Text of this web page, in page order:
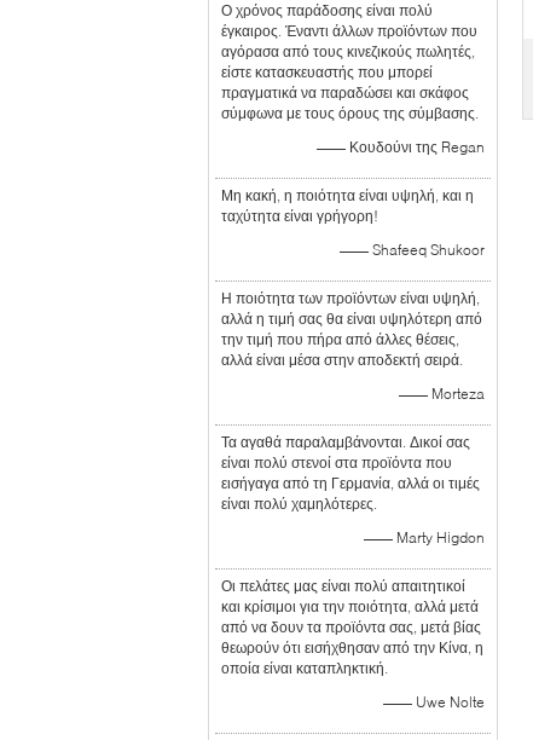
Ο χρόνος παράδοσης είναι πολύ
έγκαιρος. Έναντι άλλων προϊόντων που
αγόρασα από τους κινεζικούς πωλητές,
είστε κατασκευαστής που μπορεί
πραγματικά να παραδώσει και σκάφος
σύμφωνα με τους όρους της σύμβασης.
—— Κουδούνι της Regan
Μη κακή, η ποιότητα είναι υψηλή, και η
ταχύτητα είναι γρήγορη!
—— Shafeeq Shukoor
Η ποιότητα των προϊόντων είναι υψηλή,
αλλά η τιμή σας θα είναι υψηλότερη από
την τιμή που πήρα από άλλες θέσεις,
αλλά είναι μέσα στην αποδεκτή σειρά.
—— Morteza
Τα αγαθά παραλαμβάνονται. Δικοί σας
είναι πολύ στενοί στα προϊόντα που
εισήγαγα από τη Γερμανία, αλλά οι τιμές
είναι πολύ χαμηλότερες.
—— Marty Higdon
Οι πελάτες μας είναι πολύ απαιτητικοί
και κρίσιμοι για την ποιότητα, αλλά μετά
από να δουν τα προϊόντα σας, μετά βίας
θεωρούν ότι εισήχθησαν από την Κίνα, η
οποία είναι καταπληκτική.
—— Uwe Nolte